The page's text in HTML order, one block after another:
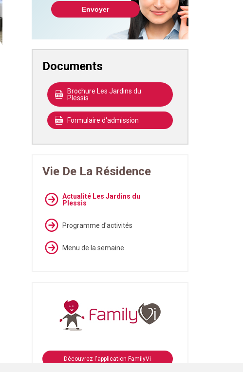
Documents
Brochure Les Jardins du
Plessis
Formulaire d'admission
Vie De La Résidence
Actualité Les Jardins du
Plessis
Programme d'activités
Menu de la semaine
Découvrez l'application FamilyVi